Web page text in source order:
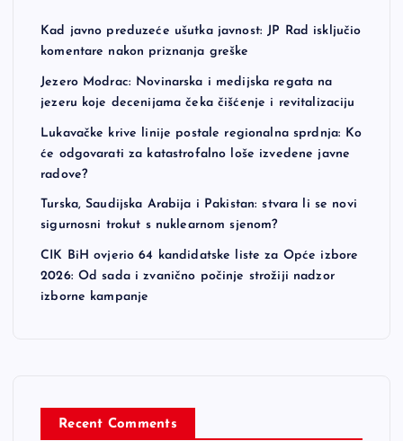
Kad javno preduzeće ušutka javnost: JP Rad isključio
komentare nakon priznanja greške
Jezero Modrac: Novinarska i medijska regata na
jezeru koje decenijama čeka čišćenje i revitalizaciju
Lukavačke krive linije postale regionalna sprdnja: Ko
će odgovarati za katastrofalno loše izvedene javne
radove?
Turska, Saudijska Arabija i Pakistan: stvara li se novi
sigurnosni trokut s nuklearnom sjenom?
CIK BiH ovjerio 64 kandidatske liste za Opće izbore
2026: Od sada i zvanično počinje strožiji nadzor
izborne kampanje
Recent Comments